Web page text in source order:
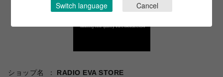
ショップ名
RADIO EVA STORE
Switch language Cancel